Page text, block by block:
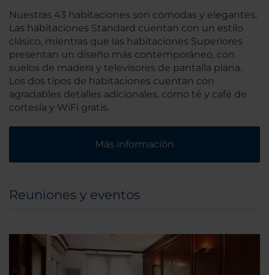
Nuestras 43 habitaciones son cómodas y elegantes.
Las habitaciones Standard cuentan con un estilo
clásico, mientras que las habitaciones Superiores
presentan un diseño más contemporáneo, con
suelos de madera y televisores de pantalla plana.
Los dos tipos de habitaciones cuentan con
agradables detalles adicionales, como té y café de
cortesía y WiFi gratis.
Más información
Reuniones y eventos